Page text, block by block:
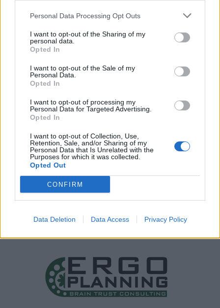
Personal Data Processing Opt Outs
I want to opt-out of the Sharing of my
personal data.
Opted In
I want to opt-out of the Sale of my
Personal Data.
Opted In
I want to opt-out of processing my
Personal Data for Targeted Advertising.
Opted In
I want to opt-out of Collection, Use,
Retention, Sale, and/or Sharing of my
Personal Data that Is Unrelated with the
Purposes for which it was collected.
Opted Out
CONFIRM
Data Deletion Data Access Privacy Policy